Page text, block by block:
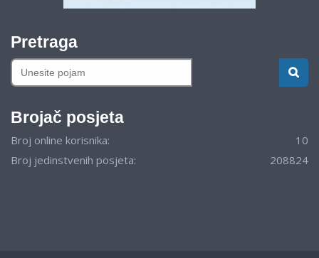
Pretraga
Brojač posjeta
Broj online korisnika:
10
Broj jedinstvenih posjeta:
208824